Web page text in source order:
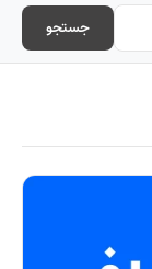
جستجو